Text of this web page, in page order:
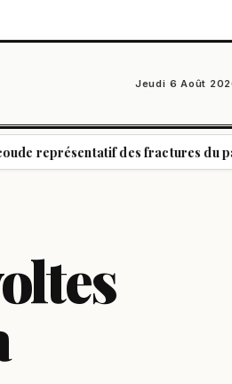
Jeudi 6 Août
des fractures du parti |